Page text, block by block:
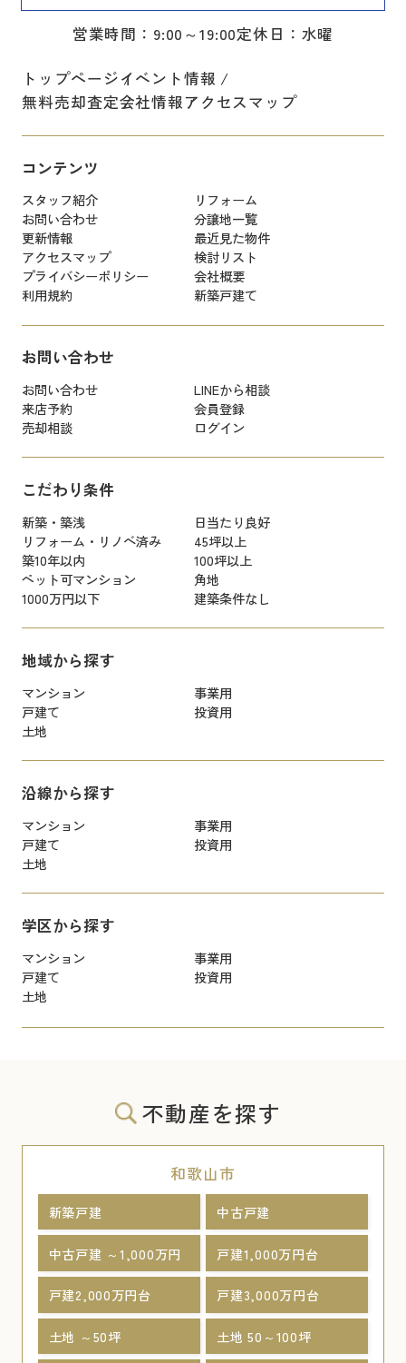
営業時間：9:00～19:00定休日：水曜
トップページイベント情報
無料売却査定会社情報アクセスマップ
コンテンツ
スタッフ紹介
リフォーム
お問い合わせ
分譲地一覧
更新情報
最近見た物件
アクセスマップ
検討リスト
プライバシーポリシー
会社概要
利用規約
新築戸建て
お問い合わせ
お問い合わせ
LINEから相談
来店予約
会員登録
売却相談
ログイン
こだわり条件
新築・築浅
日当たり良好
リフォーム・リノベ済み
45坪以上
築10年以内
100坪以上
ペット可マンション
角地
1000万円以下
建築条件なし
地域から探す
マンション
事業用
戸建て
投資用
土地
沿線から探す
マンション
事業用
戸建て
投資用
土地
学区から探す
マンション
事業用
戸建て
投資用
土地
不動産を探す
和歌山市
新築戸建 中古戸建
中古戸建 ～1,000万円 戸建1,000万円台
戸建2,000万円台 戸建3,000万円台
土地 ～50坪 土地 50～100坪